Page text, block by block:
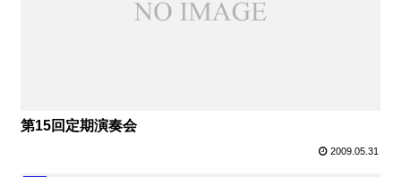
第15回定期演奏会
2009.05.31